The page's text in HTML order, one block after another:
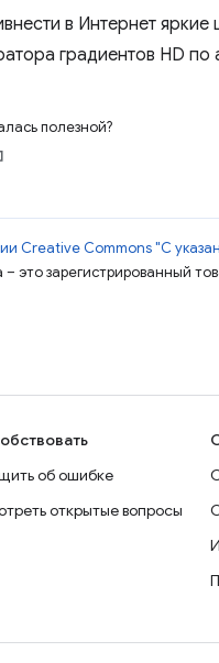
в Интернет яркие
градиентов HD по
полезной?
Creative Commons "С
– это зарегистрированный
об ошибке
открытые вопросы